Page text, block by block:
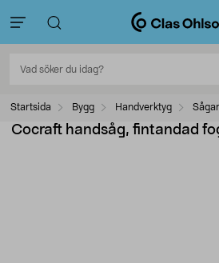
Startsida Bygg Handverktyg Sågar
Cocraft handsåg, fintandad